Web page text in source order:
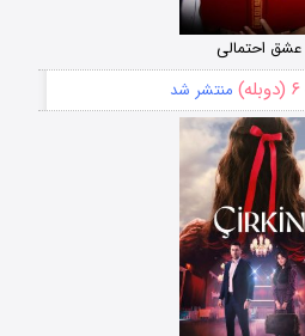
عشق احتمالی
۶ (دوبله) منتشر شد